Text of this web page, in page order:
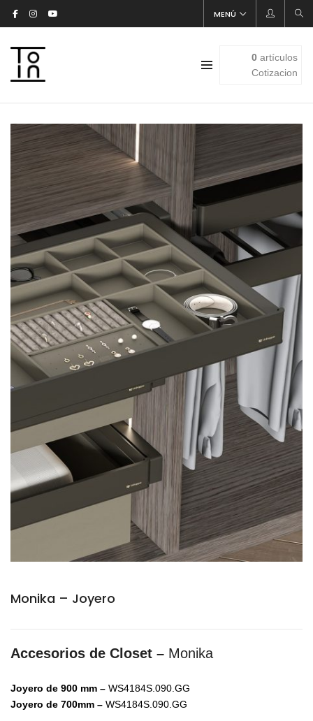
MENÚ
0artículos
Cotizacion
Monika – Joyero
Accesorios de Closet – Monika
Joyero de 900 mm – WS4184S.090.GG
Joyero de 700mm – WS4184S.090.GG